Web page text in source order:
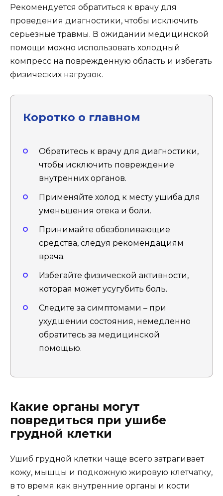
Рекомендуется обратиться к врачу для
проведения диагностики, чтобы исключить
серьезные травмы. В ожидании медицинской
помощи можно использовать холодный
компресс на поврежденную область и избегать
физических нагрузок.
Коротко о главном
Обратитесь к врачу для диагностики,
чтобы исключить повреждение
внутренних органов.
Применяйте холод к месту ушиба для
уменьшения отека и боли.
Принимайте обезболивающие
средства, следуя рекомендациям
врача.
Избегайте физической активности,
которая может усугубить боль.
Следите за симптомами – при
ухудшении состояния, немедленно
обратитесь за медицинской
помощью.
Какие органы могут
повредиться при ушибе
грудной клетки
Ушиб грудной клетки чаще всего затрагивает
кожу, мышцы и подкожную жировую клетчатку,
в то время как внутренние органы и кости